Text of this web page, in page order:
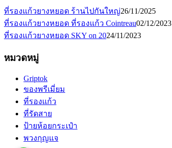
ที่รองแก้วยางหยอด ร้านไปกันใหญ่26/11/2025
ที่รองแก้วยางหยอด ที่รองแก้ว Cointreau02/12/2023
ที่รองแก้วยางหยอด SKY on 2024/11/2023
หมวดหมู่
Griptok
ของพรีเมี่ยม
ที่รองแก้ว
ที่รัดสาย
ป้ายห้อยกระเป๋า
พวงกุญแจ